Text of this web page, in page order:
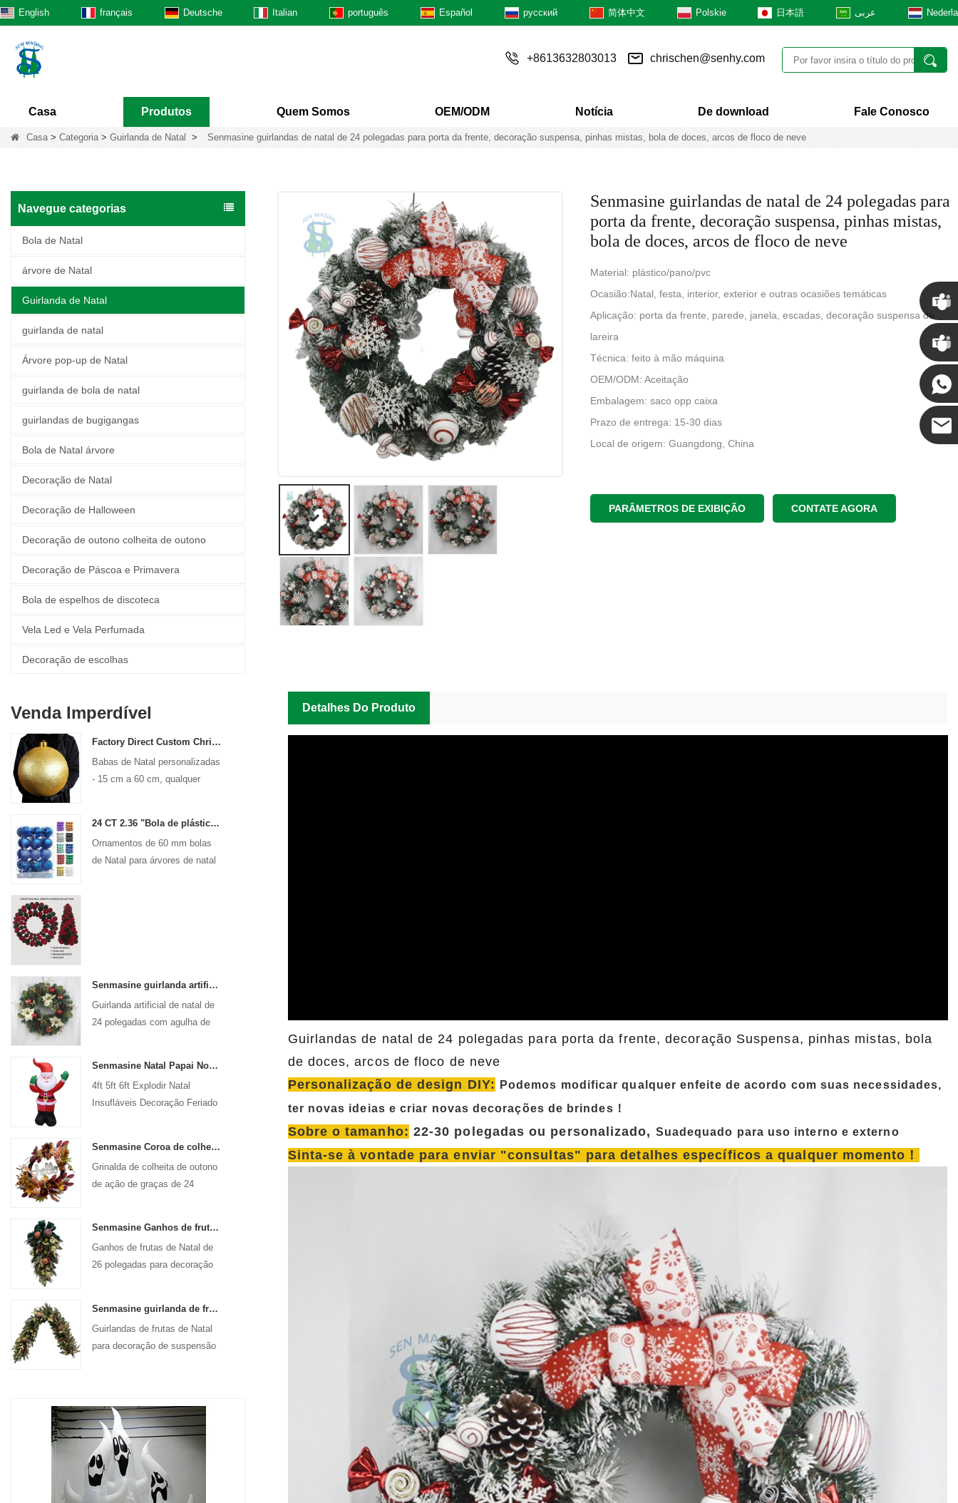
English français Deutsche Italian português Español русский 简体中文 Polskie 日本語 عربى
+8613632803013 chrischen@senhy.com
Casa Produtos Quem Somos OEM/ODM Notícia De download Fale Conosco
Casa> Categoria> Guirlanda de Natal > Senmasine guirlandas de natal de 24 polegadas para porta da frente, decoração suspensa, pinhas mistas, bola de doces, arcos de floco de neve
Navegue categorias
Bola de Natal
árvore de Natal
Guirlanda de Natal
guirlanda de natal
Árvore pop-up de Natal
guirlanda de bola de natal
guirlandas de bugigangas
Bola de Natal árvore
Decoração de Natal
Decoração de Halloween
Decoração de outono colheita de outono
Decoração de Páscoa e Primavera
Bola de espelhos de discoteca
Vela Led e Vela Perfumada
Decoração de escolhas
Venda Imperdível
Factory Direct Custom Christmas Ball Big Ornaments Grandes Bautos 15 cm - 60 cm de logotipo de Xmas
Babas de Natal personalizadas
- 15 cm a 60 cm, qualquer
24 CT 2.36 "Bola de plástico de Natal para decoração de ornamento pendurado Bolas de férias de Bolas de Bolas de Bolas Decorativas
Ornamentos de 60 mm bolas
de Natal para árvores de natal
Senmasine guirlanda artificial de natal de 24 polegadas com agulha de pinho, pinha, poinsétia, bola vermelha, ramo de frutas douradas
Guirlanda artificial de natal de
24 polegadas com agulha de
Senmasine Natal Papai Noel Inflável Explodir Xmas Decoração Inflável Feriado Inverno Interior Ao Ar Livre
4ft 5ft 6ft Explodir Natal
Insufláveis ​​Decoração Feriado
Senmasine Coroa de colheita de outono de ação de graças de 24 polegadas com sinal de Olá colheita de outono folhas girassol padrão de abóbora arco
Grinalda de colheita de outono
de ação de graças de 24
Senmasine Ganhos de frutas de Natal de 26 polegadas com fita curva folhas artificiais de ramo de Pvc
Ganhos de frutas de Natal de
26 polegadas para decoração
Senmasine guirlanda de frutas artificiais de Natal de 72 '' para decoração suspensa de lareira de escadas
Guirlandas de frutas de Natal
para decoração de suspensão
Senmasine guirlandas de natal de 24 polegadas para
porta da frente, decoração suspensa, pinhas mistas,
bola de doces, arcos de floco de neve
Material: plástico/pano/pvc
Ocasião:Natal, festa, interior, exterior e outras ocasiões temáticas
Aplicação: porta da frente, parede, janela, escadas, decoração suspensa de
lareira
Técnica: feito à mão máquina
OEM/ODM: Aceitação
Embalagem: saco opp caixa
Prazo de entrega: 15-30 dias
Local de origem: Guangdong, China
PARÂMETROS DE EXIBIÇÃO CONTATE AGORA
Detalhes Do Produto
Guirlandas de natal de 24 polegadas para porta da frente, decoração Suspensa, pinhas mistas, bola
de doces, arcos de floco de neve
Personalização de design DIY:
Podemos modificar qualquer enfeite de acordo com suas necessidades,
ter novas ideias e criar novas decorações de brindes！
Sobre o tamanho: 22-30 polegadas ou personalizado, Suadequado para uso interno e externo
Sinta-se à vontade para enviar "consultas" para detalhes específicos a qualquer momento！
Chris
Kenny